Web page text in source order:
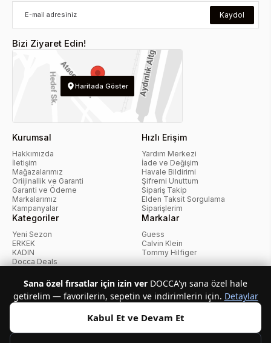
Kaydol
Bizi Ziyaret Edin!
Haritada Göster
Kurumsal
Hakkımızda
İletişim
Mağazalarımız
Oriijinallik ve Garanti
Garanti ve Ödeme
Markalarımız
Kampanyalar
Hızlı Erişim
Yardım Merkezi
İade ve Değişim
Havale Bildirimi
Şifremi Unuttum
Sipariş Takip
Elden Taksit Sorgulama
Siparişlerim
Kategoriler
Yeni Sezon
ERKEK
KADIN
Docca Deals
Markalar
Guess
Calvin Klein
Tommy Hilfiger
KvKK PolitikasıKullanıcı SözleşmesiMesafeli Satış Sözleşmesi
Sana özel fırsatlar için izin ver DOCCA'yı sana özel hale
getirelim — favorilerin, sepetin ve indirimlerin için. Detaylar
Kabul Et ve Devam Et